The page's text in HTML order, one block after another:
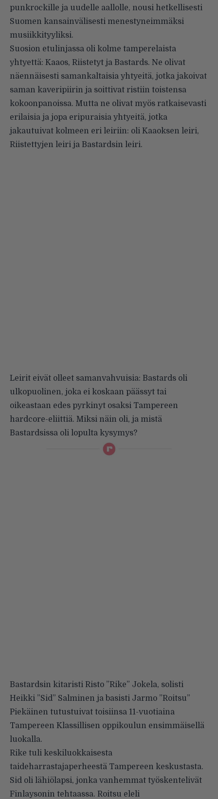
punkrockille ja uudelle aallolle, nousi hetkellisesti
Suomen kansainvälisesti menestyneimmäksi
musiikkityyliksi.
Suosion etulinjassa oli kolme tamperelaista
yhtyettä: Kaaos, Riistetyt ja Bastards. Ne olivat
näennäisesti samankaltaisia yhtyeitä, jotka jakoivat
saman kaveripiirin ja soittivat ristiin toistensa
kokoonpanoissa. Mutta ne olivat myös ratkaisevasti
erilaisia ja jopa eripuraisia yhtyeitä, jotka
jakautuivat kolmeen eri leiriin: oli Kaaoksen leiri,
Riistettyjen leiri ja Bastardsin leiri.
Leirit eivät olleet samanvahvuisia: Bastards oli
ulkopuolinen, joka ei koskaan päässyt tai
oikeastaan edes pyrkinyt osaksi Tampereen
hardcore-eliittiä. Miksi näin oli, ja mistä
Bastardsissa oli lopulta kysymys?
Bastardsin kitaristi Risto ”Rike” Jokela, solisti
Heikki ”Sid” Salminen ja basisti Jarmo ”Roitsu”
Piekäinen tutustuivat toisiinsa 11-vuotiaina
Tampereen Klassillisen oppikoulun ensimmäisellä
luokalla.
Rike tuli keskiluokkaisesta
taideharrastajaperheestä Tampereen keskustasta.
Sid oli lähiölapsi, jonka vanhemmat työskentelivät
Finlaysonin tehtaassa. Roitsu eleli